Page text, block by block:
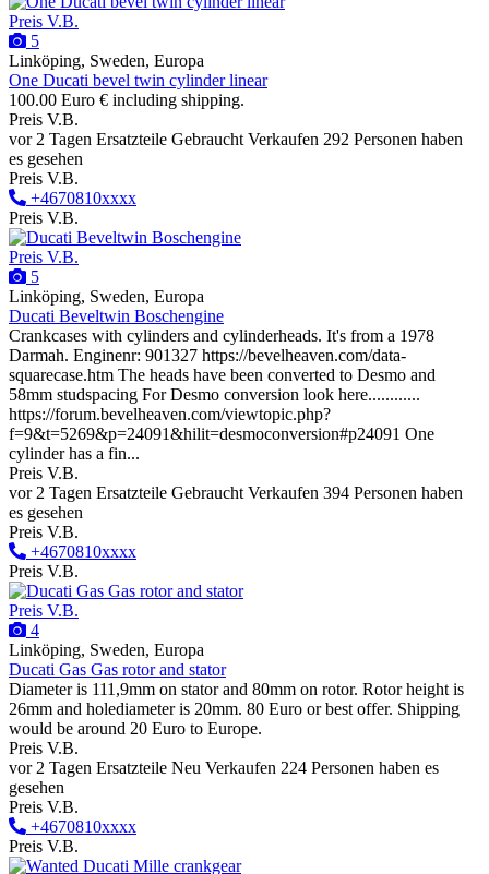
Preis V.B.
5
Linköping, Sweden, Europa
One Ducati bevel twin cylinder linear
100.00 Euro € including shipping.
Preis V.B.
vor 2 Tagen Ersatzteile Gebraucht Verkaufen 292 Personen haben
es gesehen
Preis V.B.
+4670810xxxx
Preis V.B.
Preis V.B.
5
Linköping, Sweden, Europa
Ducati Beveltwin Boschengine
Crankcases with cylinders and cylinderheads. It's from a 1978
Darmah. Enginenr: 901327 https://bevelheaven.com/data-
squarecase.htm The heads have been converted to Desmo and
58mm studspacing For Desmo conversion look here............
https://forum.bevelheaven.com/viewtopic.php?
f=9&t=5269&p=24091&hilit=desmoconversion#p24091 One
cylinder has a fin...
Preis V.B.
vor 2 Tagen Ersatzteile Gebraucht Verkaufen 394 Personen haben
es gesehen
Preis V.B.
+4670810xxxx
Preis V.B.
Preis V.B.
4
Linköping, Sweden, Europa
Ducati Gas Gas rotor and stator
Diameter is 111,9mm on stator and 80mm on rotor. Rotor height is
26mm and holediameter is 20mm. 80 Euro or best offer. Shipping
would be around 20 Euro to Europe.
Preis V.B.
vor 2 Tagen Ersatzteile Neu Verkaufen 224 Personen haben es
gesehen
Preis V.B.
+4670810xxxx
Preis V.B.